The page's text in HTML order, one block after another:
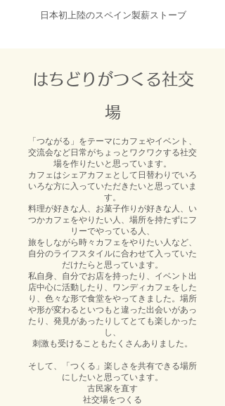
日本初上陸のスペイン製薪ストーブ
はちどりがつくる社交
場
「つながる」をテーマにカフェやイベント、
交流会など日常がちょっとワクワクする社交
場を作りたいと思っています。
カフェはシェアカフェとして日替わりでいろ
いろな方に入っていただきたいと思っていま
す。
料理が好きな人、お菓子作りが好きな人、い
つかカフェをやりたい人、場所を持たずにフ
リーでやっている人、
旅をしながら時々カフェをやりたい人など、
自分のライフスタイルに合わせて入っていた
だけたらと思っています。
私自身、自分でお店を持ったり、イベント出
店中心に活動したり、ワンディカフェをした
り、色々な形で食堂をやってきました。場所
や形が変わるといつもと違った出会いがあっ
たり、発見があったりしてとても楽しかった
し、
刺激も受けることもたくさんありました。
そして、「つくる」楽しさを共有できる場所
にしたいと思っています。
古民家を直す
社交場をつくる